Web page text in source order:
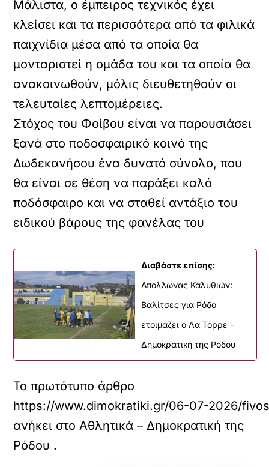
Μάλιστα, ο έμπειρος τεχνικός έχει
κλείσει και τα περισσότερα από τα φιλικά
παιχνίδια μέσα από τα οποία θα
μονταριστεί η ομάδα του και τα οποία θα
ανακοινωθούν, μόλις διευθετηθούν οι
τελευταίες λεπτομέρειες.
Στόχος του Φοίβου είναι να παρουσιάσει
ξανά στο ποδοσφαιρικό κοινό της
Δωδεκανήσου ένα δυνατό σύνολο, που
θα είναι σε θέση να παράξει καλό
ποδόσφαιρο και να σταθεί αντάξιο του
ειδικού βάρους της φανέλας του
Διαβάστε επίσης:
Απόλλωνας Καλυθιών:
Βαλίτσες για Ρόδο
ετοιμάζει ο Λα Τόρρε -
Δημοκρατική της Ρόδου
Το πρωτότυπο άρθρο
https://www.dimokratiki.gr/06-07-2026/
ανήκει στοΑθλητικά – Δημοκρατική της
Ρόδου .